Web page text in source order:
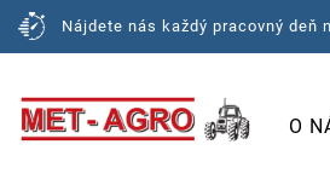
Nájdete nás každý pracovný deň
O